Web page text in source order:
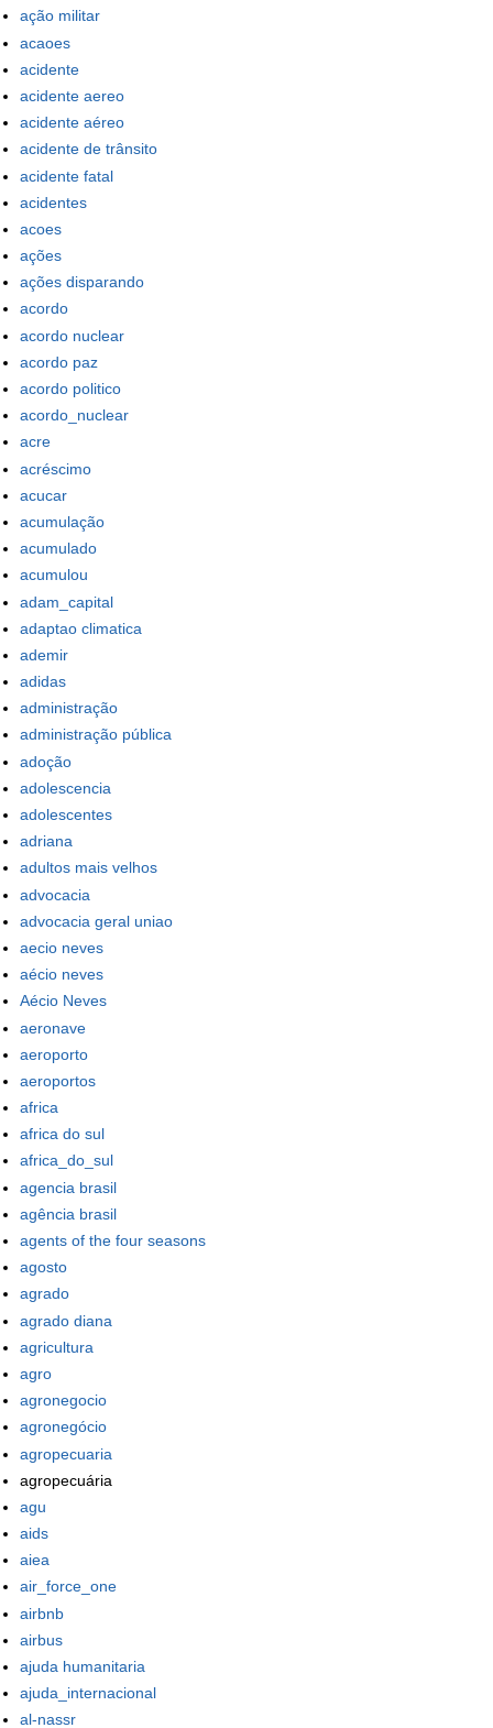
ação militar
acaoes
acidente
acidente aereo
acidente aéreo
acidente de trânsito
acidente fatal
acidentes
acoes
ações
ações disparando
acordo
acordo nuclear
acordo paz
acordo politico
acordo_nuclear
acre
acréscimo
acucar
acumulação
acumulado
acumulou
adam_capital
adaptao climatica
ademir
adidas
administração
administração pública
adoção
adolescencia
adolescentes
adriana
adultos mais velhos
advocacia
advocacia geral uniao
aecio neves
aécio neves
Aécio Neves
aeronave
aeroporto
aeroportos
africa
africa do sul
africa_do_sul
agencia brasil
agência brasil
agents of the four seasons
agosto
agrado
agrado diana
agricultura
agro
agronegocio
agronegócio
agropecuaria
agropecuária
agu
aids
aiea
air_force_one
airbnb
airbus
ajuda humanitaria
ajuda_internacional
al-nassr